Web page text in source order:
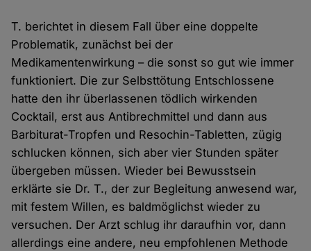
T. berichtet in diesem Fall über eine doppelte
Problematik, zunächst bei der
Medikamentenwirkung – die sonst so gut wie immer
funktioniert. Die zur Selbsttötung Entschlossene
hatte den ihr überlassenen tödlich wirkenden
Cocktail, erst aus Antibrechmittel und dann aus
Barbiturat-Tropfen und Resochin-Tabletten, zügig
schlucken können, sich aber vier Stunden später
übergeben müssen. Wieder bei Bewusstsein
erklärte sie Dr. T., der zur Begleitung anwesend war,
mit festem Willen, es baldmöglichst wieder zu
versuchen. Der Arzt schlug ihr daraufhin vor, dann
allerdings eine andere, neu empfohlenen Methode